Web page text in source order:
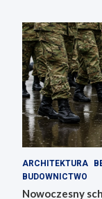
ARCHITEKTURA
BUDOWNICTWO
Nowoczesny